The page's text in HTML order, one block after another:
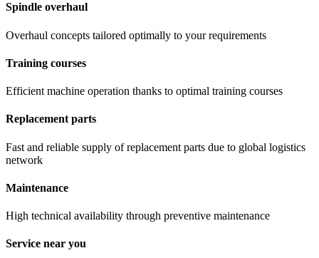
Spindle overhaul
Overhaul concepts tailored optimally to your requirements
Training courses
Efficient machine operation thanks to optimal training courses
Replacement parts
Fast and reliable supply of replacement parts due to global logistics
network
Maintenance
High technical availability through preventive maintenance
Service near you